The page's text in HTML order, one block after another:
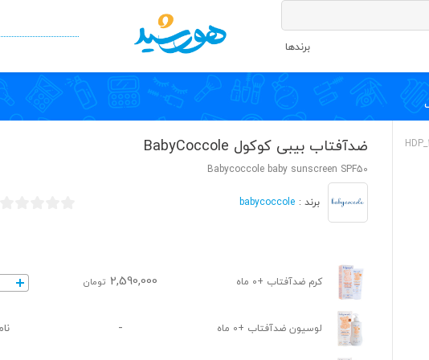
برندها
ضدآفتاب بیبی کوکول BabyCoccole
Babycoccole baby sunscreen SPF50
برند : babycoccole
کرم ضدآفتاب +0 ماه 2,590,000 تومان
لوسیون ضدآفتاب +0 ماه -